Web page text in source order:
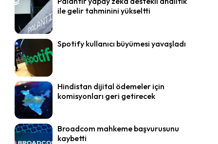
ile gelir tahminini yükseltti
Spotify kullanıcı büyümesi yavaşladı
Hindistan dijital ödemeler için
komisyonları geri getirecek
Broadcom mahkeme başvurusunu
kaybetti